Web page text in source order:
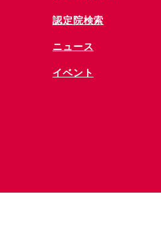
​認定院検索
ニュース
​イベント